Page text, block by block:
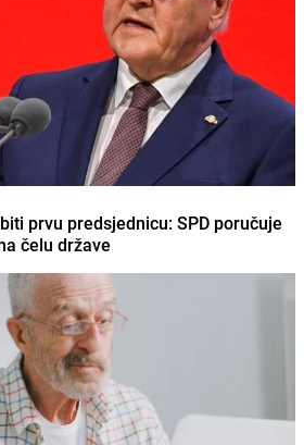
prvu predsjednicu: SPD poručuje
čelu države